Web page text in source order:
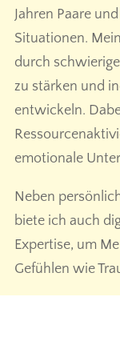
Jahren Paare
Situationen.
durch
zu stärken und
entwickeln.
emotionale
Neben
biete ich auch
Expertise, um
Gefühlen wie